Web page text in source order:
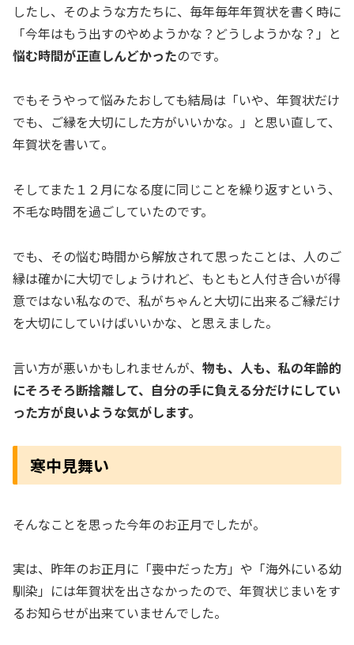
したし、そのような方たちに、毎年毎年年賀状を書く時に
「今年はもう出すのやめようかな？どうしようかな？」と
悩む時間が正直しんどかったのです。
でもそうやって悩みたおしても結局は「いや、年賀状だけ
でも、ご縁を大切にした方がいいかな。」と思い直して、
年賀状を書いて。
そしてまた１２月になる度に同じことを繰り返すという、
不毛な時間を過ごしていたのです。
でも、その悩む時間から解放されて思ったことは、人のご
縁は確かに大切でしょうけれど、もともと人付き合いが得
意ではない私なので、私がちゃんと大切に出来るご縁だけ
を大切にしていけばいいかな、と思えました。
言い方が悪いかもしれませんが、 物も、人も、私の年齢的
にそろそろ断捨離して、自分の手に負える分だけにしてい
った方が良いような気がします。
寒中見舞い
そんなことを思った今年のお正月でしたが。
実は、昨年のお正月に「喪中だった方」や「海外にいる幼
馴染」には年賀状を出さなかったので、年賀状じまいをす
るお知らせが出来ていませんでした。